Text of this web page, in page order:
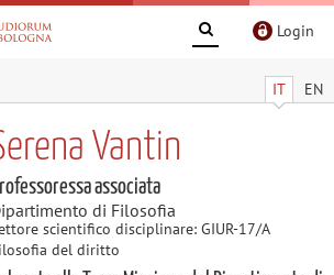
Login
IT EN
Vantin
associata
di Filosofia
scientifico disciplinare: GIUR-17/A
del diritto